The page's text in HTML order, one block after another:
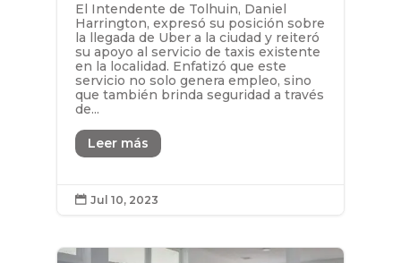
El Intendente de Tolhuin, Daniel
Harrington, expresó su posición sobre
la llegada de Uber a la ciudad y reiteró
su apoyo al servicio de taxis existente
en la localidad. Enfatizó que este
servicio no solo genera empleo, sino
que también brinda seguridad a través
de...
Leer más
 Jul 10, 2023